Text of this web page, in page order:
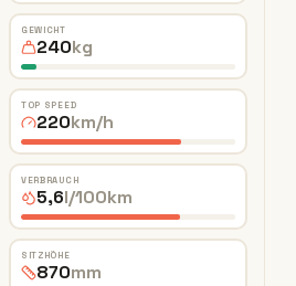
GEWICHT
240kg
TOP SPEED
220km/h
VERBRAUCH
5,6l/100km
SITZHÖHE
870mm